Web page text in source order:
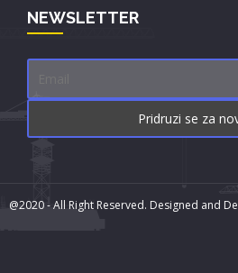
NEWSLETTER
@2020 - All Right Reserved. Designed and